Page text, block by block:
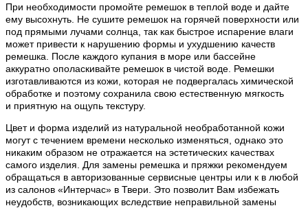
При необходимости промойте ремешок в теплой воде и дайте
ему высохнуть. Не сушите ремешок на горячей поверхности или
под прямыми лучами солнца, так как быстрое испарение влаги
может привести к нарушению формы и ухудшению качеств
ремешка. После каждого купания в море или бассейне
аккуратно ополаскивайте ремешок в чистой воде. Ремешки
изготавливаются из кожи, которая не подвергалась химической
обработке и поэтому сохранила свою естественную мягкость
и приятную на ощупь текстуру.
Цвет и форма изделий из натуральной необработанной кожи
могут с течением времени несколько изменяться, однако это
никаким образом не отражается на эстетических качествах
самого изделия. Для замены ремешка и пряжки рекомендуем
обращаться в авторизованные сервисные центры или к в любой
из салонов «Интерчас» в Твери. Это позволит Вам избежать
неудобств, возникающих вследствие неправильной замены